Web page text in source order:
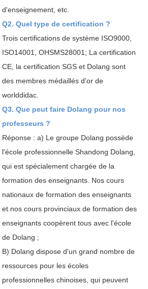
d'enseignement, etc.
Q2. Quel type de certification ?
Trois certifications de système ISO9000,
ISO14001, OHSMS28001; La certification
CE, la certification SGS et Dolang sont
des membres médaillés d'or de
worlddidac.
Q3. Que peut faire Dolang pour nos
professeurs ?
Réponse : a) Le groupe Dolang possède
l'école professionnelle Shandong Dolang,
qui est spécialement chargée de la
formation des enseignants. Nos cours
nationaux de formation des enseignants
et nos cours provinciaux de formation des
enseignants coopèrent tous avec l'école
de Dolang ;
B) Dolang dispose d'un grand nombre de
ressources pour les écoles
professionnelles chinoises, qui peuvent